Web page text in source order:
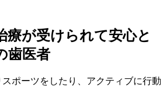
療が受けられて安心と
歯医者
ポーツをしたり、アクティブに行動